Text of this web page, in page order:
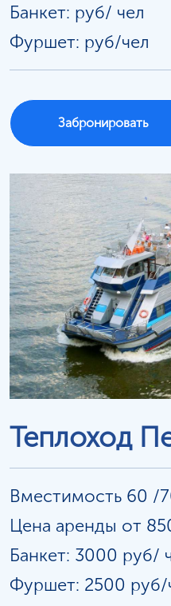
Банкет: руб/ чел
Фуршет: руб/чел
Забронировать
Теплоход
Вместимость 60 /
Цена аренды от
Банкет: 3000 руб/
Фуршет: 2500 руб/